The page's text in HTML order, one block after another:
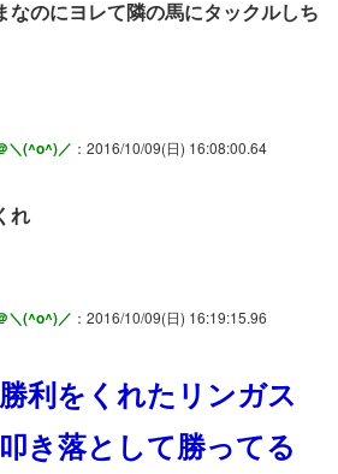
なのにヨレて隣の馬にタックルしち
＼(^o^)／ ：2016/10/09(日) 16:08:00.64
れ
＼(^o^)／ ：2016/10/09(日) 16:19:15.96
利をくれたリンガス
き落として勝ってる